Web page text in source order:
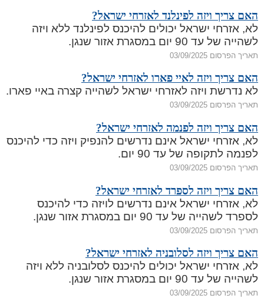
האם צריך ויזה לפינלנד לאזרחי ישראל?
לא, אזרחי ישראל יכולים להיכנס לפינלנד ללא ויזה
לשהייה של עד 90 יום במסגרת אזור שנגן.
תאריך הפרסום 03/09/2025
האם צריך ויזה לאיי פארו לאזרחי ישראל?
לא נדרשת ויזה לאזרחי ישראל לשהייה קצרה באיי פארו.
תאריך הפרסום 03/09/2025
האם צריך ויזה לפנמה לאזרחי ישראל?
לא, אזרחי ישראל אינם נדרשים להנפיק ויזה כדי להיכנס
לפנמה לתקופה של עד 90 יום.
תאריך הפרסום 03/09/2025
האם צריך ויזה לספרד לאזרחי ישראל?
לא, אזרחי ישראל אינם נדרשים לויזה כדי להיכנס
לספרד לשהייה של עד 90 יום במסגרת אזור שנגן.
תאריך הפרסום 03/09/2025
האם צריך ויזה לסלובניה לאזרחי ישראל?
לא, אזרחי ישראל יכולים להיכנס לסלובניה ללא ויזה
לשהייה של עד 90 יום במסגרת אזור שנגן.
תאריך הפרסום 03/09/2025